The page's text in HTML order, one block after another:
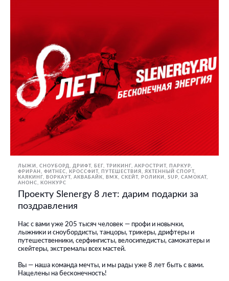
ЛЫЖИ, СНОУБОРД ДРИФТ БЕГ
ТРИКИНГ, АКРОСТРИТ, ПАРКУР,
ФРИРАН
ФИТНЕС, КРОССФИТ ПУТЕШЕСТВИЯ
ЯХТЕННЫЙ СПОРТ
КАЯКИНГ
ВОРКАУТ АКВАБАЙК BMX, СКЕЙТ, РОЛИКИ SUP
САМОКАТ
АНОНС
КОНКУРС
Проекту Slenergy 8 лет: дарим подарки за
поздравления
Нас с вами уже 205 тысяч человек — профи и новычки,
лыжники и сноубордисты, танцоры, трикеры, дрифтеры и
путешественники, серфингисты, велосипедисты, самокатеры и
скейтеры, экстремалы всех мастей.
Вы — наша команда мечты, и мы рады уже 8 лет быть с вами.
Нацелены на бесконечность!